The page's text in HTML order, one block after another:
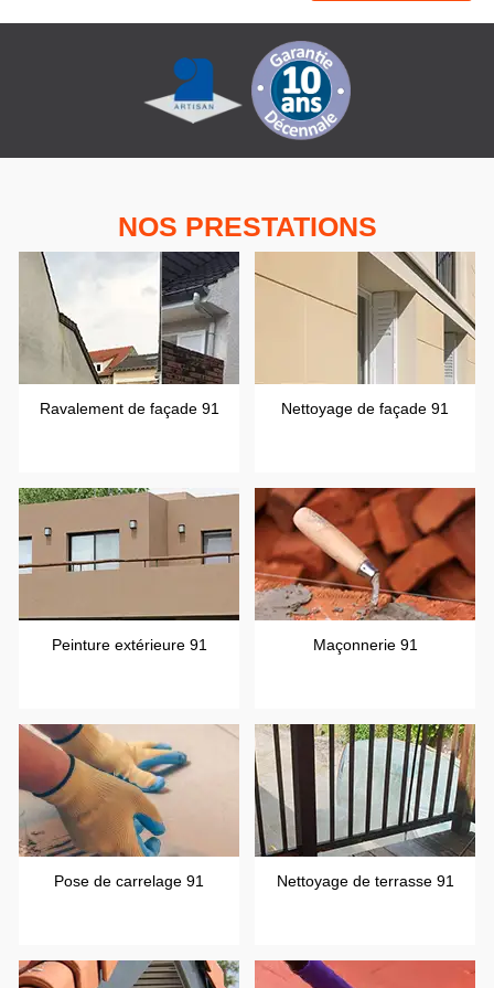
NOS PRESTATIONS
Ravalement de façade 91 Nettoyage de façade 91
Peinture extérieure 91 Maçonnerie 91
Pose de carrelage 91 Nettoyage de terrasse 91